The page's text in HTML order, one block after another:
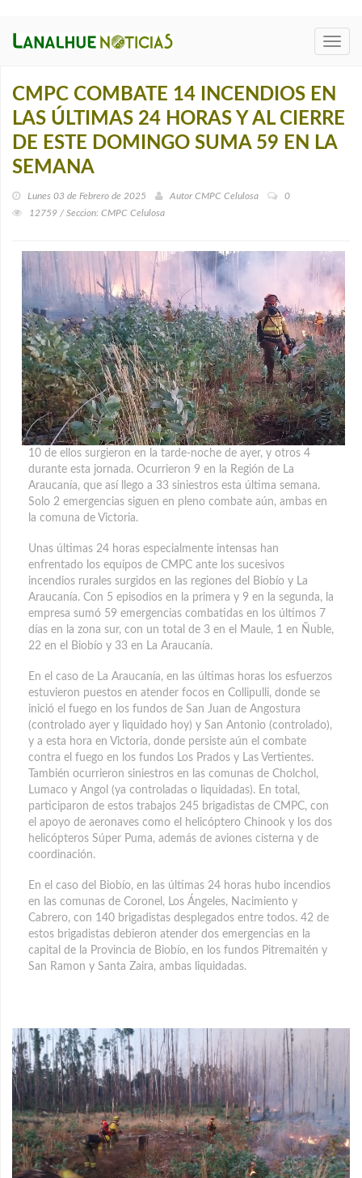
CMPC COMBATE 14 INCENDIOS EN
LAS ÚLTIMAS 24 HORAS Y AL CIERRE
DE ESTE DOMINGO SUMA 59 EN LA
SEMANA
Lunes 03 de Febrero de 2025 Autor CMPC Celulosa
0
12759 / Seccion: CMPC Celulosa
10 de ellos surgieron en la tarde-noche de ayer, y otros 4
durante esta jornada. Ocurrieron 9 en la Región de La
Araucanía, que así llego a 33 siniestros esta última semana.
Solo 2 emergencias siguen en pleno combate aún, ambas en
la comuna de Victoria.
Unas últimas 24 horas especialmente intensas han
enfrentado los equipos de CMPC ante los sucesivos
incendios rurales surgidos en las regiones del Biobío y La
Araucanía. Con 5 episodios en la primera y 9 en la segunda, la
empresa sumó 59 emergencias combatidas en los últimos 7
días en la zona sur, con un total de 3 en el Maule, 1 en Ñuble,
22 en el Biobío y 33 en La Araucanía.
En el caso de La Araucanía, en las últimas horas los esfuerzos
estuvieron puestos en atender focos en Collipulli, donde se
inició el fuego en los fundos de San Juan de Angostura
(controlado ayer y liquidado hoy) y San Antonio (controlado),
y a esta hora en Victoria, donde persiste aún el combate
contra el fuego en los fundos Los Prados y Las Vertientes.
También ocurrieron siniestros en las comunas de Cholchol,
Lumaco y Angol (ya controladas o liquidadas). En total,
participaron de estos trabajos 245 brigadistas de CMPC, con
el apoyo de aeronaves como el helicóptero Chinook y los dos
helicópteros Súper Puma, además de aviones cisterna y de
coordinación.
En el caso del Biobío, en las últimas 24 horas hubo incendios
en las comunas de Coronel, Los Ángeles, Nacimiento y
Cabrero, con 140 brigadistas desplegados entre todos. 42 de
estos brigadistas debieron atender dos emergencias en la
capital de la Provincia de Biobío, en los fundos Pitremaitén y
San Ramon y Santa Zaira, ambas liquidadas.